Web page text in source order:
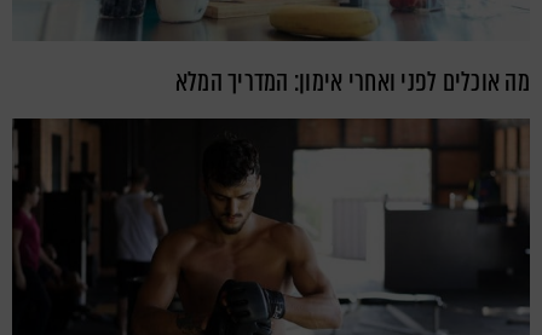
מה אוכלים לפני ואחרי אימון: המדריך המלא